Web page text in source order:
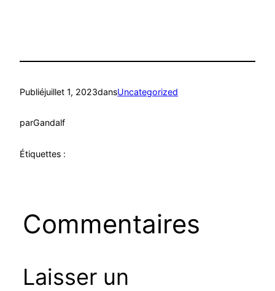
Publiéjuillet 1, 2023dansUncategorized
parGandalf
Étiquettes :
Commentaires
Laisser un